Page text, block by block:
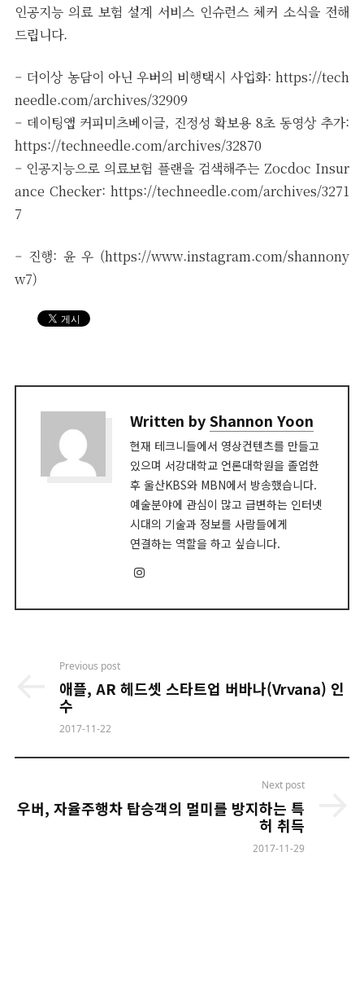
인공지능 의료 보험 설계 서비스 인슈런스 체커 소식을 전해
드립니다.
– 더이상 농담이 아닌 우버의 비행택시 사업화: https://tech
needle.com/archives/32909
– 데이팅앱 커피미츠베이글, 진정성 확보용 8초 동영상 추가:
https://techneedle.com/archives/32870
– 인공지능으로 의료보험 플랜을 검색해주는 Zocdoc Insur
ance Checker: https://techneedle.com/archives/3271
7
– 진행: 윤 우 (https://www.instagram.com/shannony
w7)
Written byShannon Yoon
현재 테크니들에서 영상컨텐츠를 만들고
있으며 서강대학교 언론대학원을 졸업한
후 울산KBS와 MBN에서 방송했습니다.
예술분야에 관심이 많고 급변하는 인터넷
시대의 기술과 정보를 사람들에게
연결하는 역할을 하고 싶습니다.
Instagram
navigation
Previous post
애플, AR 헤드셋 스타트업 버바나(Vrvana) 인
수
2017-11-22
Next post
우버, 자율주행차 탑승객의 멀미를 방지하는 특
허 취득
2017-11-29